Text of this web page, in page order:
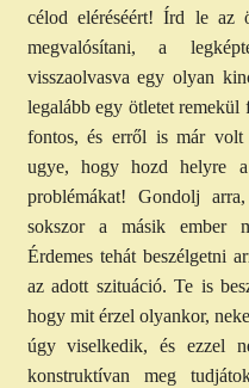
célod eléréséért! Írd le az
megvalósítani, a
visszaolvasva egy olyan
legalább egy ötletet
fontos, és erről is már volt
ugye, hogy hozd helyre
problémákat! Gondolj
sokszor a másik ember
Érdemes tehát beszélgetni
az adott szituáció. Te is
hogy mit érzel olyankor,
úgy viselkedik, és ezzel
konstruktívan meg